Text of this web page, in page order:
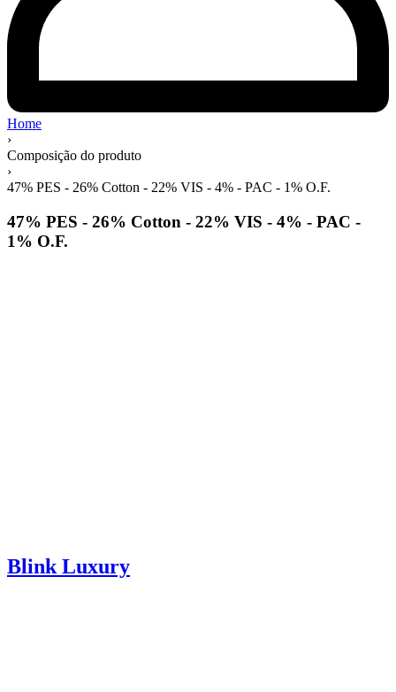
Home
›
Composição do produto
›
47% PES - 26% Cotton - 22% VIS - 4% - PAC - 1% O.F.
47% PES - 26% Cotton - 22% VIS - 4% - PAC -
1% O.F.
Blink Luxury